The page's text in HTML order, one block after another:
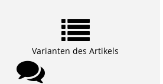
Varianten des Artikels